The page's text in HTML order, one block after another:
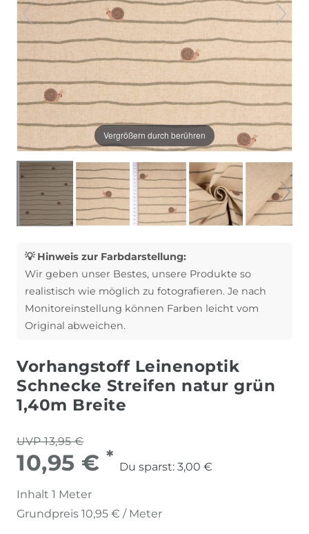
Vergrößern durch berühren
💡 Hinweis zur Farbdarstellung:
Wir geben unser Bestes, unsere Produkte so
realistisch wie möglich zu fotografieren. Je nach
Monitoreinstellung können Farben leicht vom
Original abweichen.
Vorhangstoff Leinenoptik
Schnecke Streifen natur grün
1,40m Breite
UVP 13,95 €
10,95 € *
Du sparst: 3,00 €
Inhalt 1 Meter
Grundpreis 10,95 € / Meter